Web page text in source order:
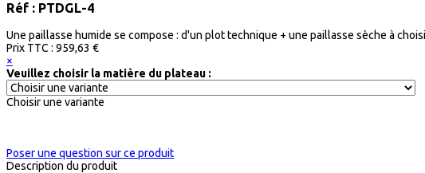
Réf : PTDGL-4
Une paillasse humide se compose : d'un plot technique + une paillasse sèche à
Prix ​​TTC : 959,63 €
×
Veuillez choisir la matière du plateau :
Choisir une variante
Poser une question sur ce produit
Description du produit